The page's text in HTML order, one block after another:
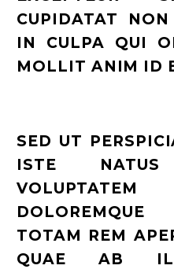
CUPIDATAT
IN CULPA QUI
MOLLIT ANIM ID
SED UT
ISTE
VOLUPTATEM
TOTAM REM
QUAE AB